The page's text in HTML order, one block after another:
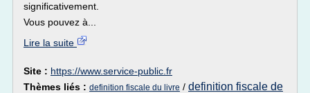
significativement.
Vous pouvez à...
Lire la suite
Site : https://www.service-public.fr
Thèmes liés : definition fiscale du livre / definition fiscale de